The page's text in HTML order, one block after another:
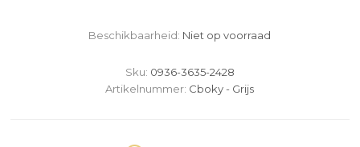
Beschikbaarheid: Niet op voorraad
Sku: 0936-3635-2428
Artikelnummer: Cboky - Grijs